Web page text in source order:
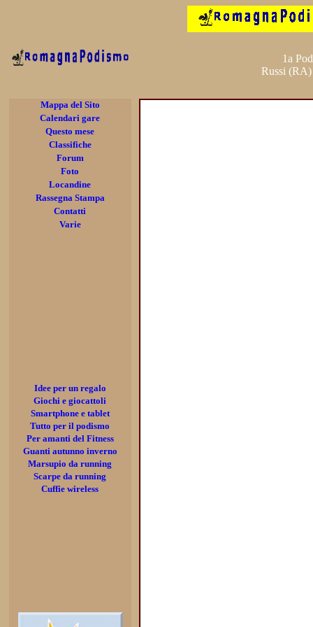
1a
Russi (RA)
Mappa del Sito
Calendari gare
Questo mese
Classifiche
Forum
Foto
Locandine
Rassegna Stampa
Contatti
Varie
Idee per un regalo
Giochi e giocattoli
Smartphone e tablet
Tutto per il podismo
Per amanti del Fitness
Guanti autunno inverno
Marsupio da running
Scarpe da running
Cuffie wireless